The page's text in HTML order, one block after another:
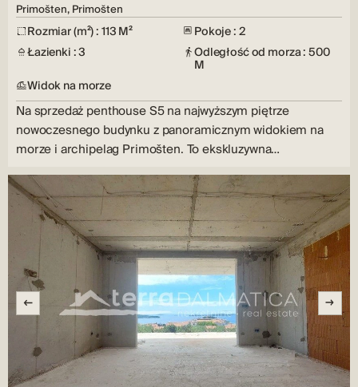
Primošten, Primošten
Rozmiar (m²) : 113 M²
Pokoje : 2
Łazienki : 3
Odległość od morza : 500
M
Widok na morze
Na sprzedaż penthouse S5 na najwyższym piętrze
nowoczesnego budynku z panoramicznym widokiem na
morze i archipelag Primošten. To ekskluzywna